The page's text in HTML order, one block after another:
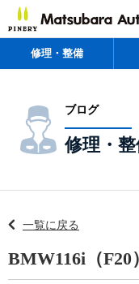
修理・整備
ブログ
修理・
一覧に戻る
BMW116i（F20